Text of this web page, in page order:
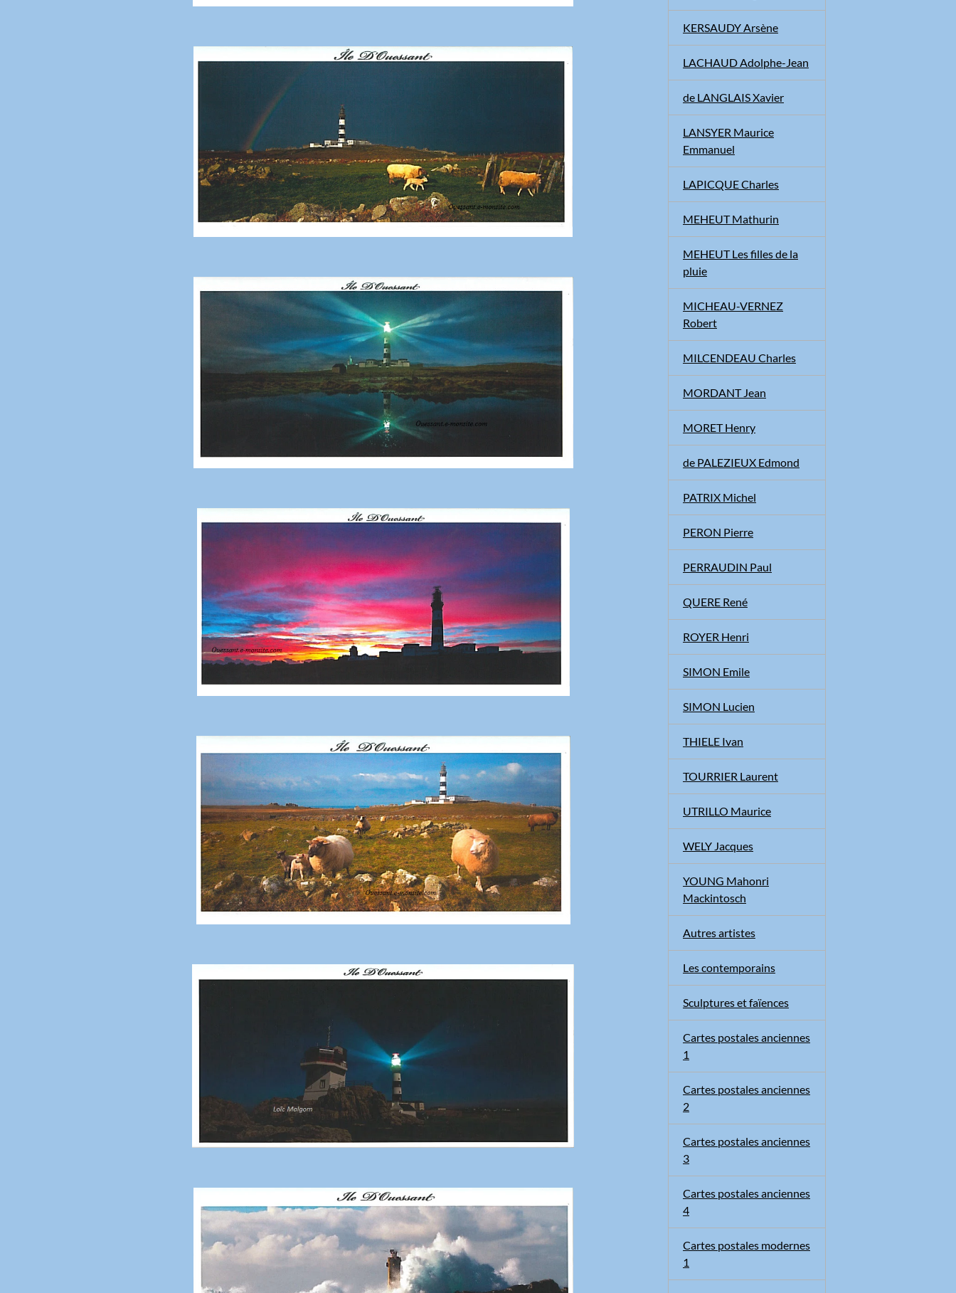
KERSAUDY Arsène
LACHAUD Adolphe-Jean
de LANGLAIS Xavier
LANSYER Maurice
Emmanuel
LAPICQUE Charles
MEHEUT Mathurin
MEHEUT Les filles de la
pluie
MICHEAU-VERNEZ
Robert
MILCENDEAU Charles
MORDANT Jean
MORET Henry
de PALEZIEUX Edmond
PATRIX Michel
PERON Pierre
PERRAUDIN Paul
QUERE René
ROYER Henri
SIMON Emile
SIMON Lucien
THIELE Ivan
TOURRIER Laurent
UTRILLO Maurice
WELY Jacques
YOUNG Mahonri
Mackintosch
Autres artistes
Les contemporains
Sculptures et faïences
Cartes postales anciennes
1
Cartes postales anciennes
2
Cartes postales anciennes
3
Cartes postales anciennes
4
Cartes postales modernes
1